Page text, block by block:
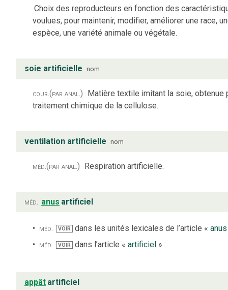
Choix des reproducteurs en fonction des
voulues, pour maintenir, modifier, améliorer une race,
espèce, une variété animale ou végétale.
soie artificielle nom
cour.(par anal.) Matière textile imitant la soie, obtenue
traitement chimique de la cellulose.
ventilation artificielle nom
méd.(par anal.) Respiration artificielle.
méd. anus artificiel
méd. VOIR dans les unités lexicales de l’article « anus
méd.
VOIR dans l’article « artificiel»
appât artificiel